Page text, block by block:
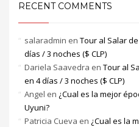
RECENT COMMENTS
salaradmin en Tour al Salar
días / 3 noches ($ CLP)
Dariela Saavedra en Tour al
en 4 días / 3 noches ($ CLP)
Angel en ¿Cual es la mejor
Uyuni?
Patricia Cueva en ¿Cual es la